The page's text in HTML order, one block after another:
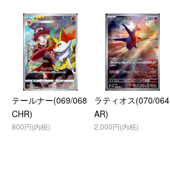
テールナー(069/068
CHR)
800円(内税)
ラティオス(070/064
AR)
2,000円(内税)